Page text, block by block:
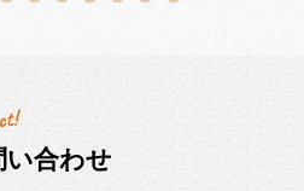
い合わせ